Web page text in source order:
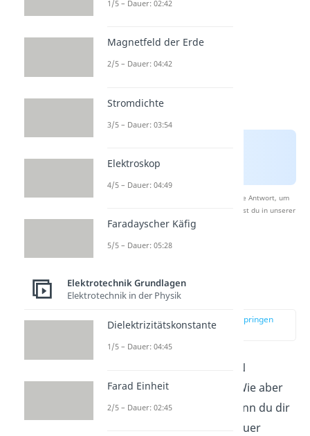
Nach Beantwortung speichern wir deine Antwort, um
Studyflix zu verbessern. Mehr dazu erfährst du in unserer
Datenschutzerklärung
Funktion
zur Stelle im Video springen
(02:27)
Du weißt nun, wie der NPN
Transistor aufgebaut ist. Wie aber
funktioniert er genau? Wenn du dir
den Aufbau nochmal genauer
1/5 – Dauer: 02:42
Magnetfeld der Erde
2/5 – Dauer: 04:42
Stromdichte
3/5 – Dauer: 03:54
Elektroskop
4/5 – Dauer: 04:49
Faradayscher Käfig
5/5 – Dauer: 05:28
Elektrotechnik Grundlagen
Elektrotechnik in der Physik
Dielektrizitätskonstante
1/5 – Dauer: 04:45
Farad Einheit
2/5 – Dauer: 02:45